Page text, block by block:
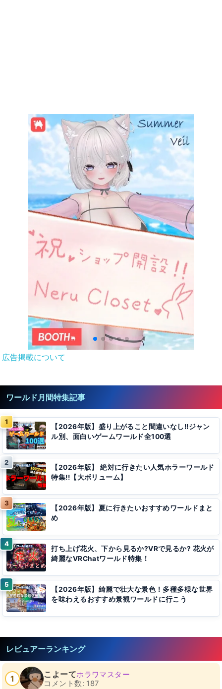
広告掲載について
ワールド月間特集記事
【2026年版】盛り上がること間違いなし!!ジャン
ル別、面白いゲームワールド全100選
【2026年版】 絶対に行きたい人気ホラーワールド
特集!!【大ボリューム】
【2026年版】夏に行きたいおすすめワールドまと
め
打ち上げ花火、下から見るか?VRで見るか? 花火が
綺麗なVRChatワールド特集！
【2026年版】綺麗で壮大な景色！多種多様な世界
を味わえるおすすめ景観ワールドに行こう
レビュアーランキング
1 こよーてホラワマスター
コメント数: 187